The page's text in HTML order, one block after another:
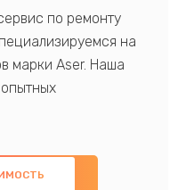
по ремонту
на
марки Aser. Наша
знаниями и
ремонт с
компонентов, а